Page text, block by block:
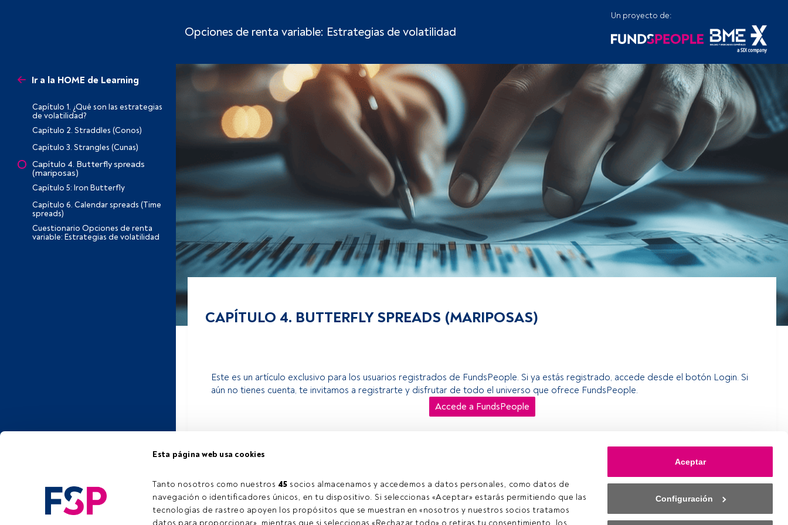
Esta página web usa cookies
Tanto nosotros como nuestros 45 socios almacenamos y accedemos a datos personales, como datos de
navegación o identificadores únicos, en tu dispositivo. Si seleccionas «Aceptar» estarás permitiendo que las
tecnologías de rastreo apoyen los propósitos que se muestran en «nosotros y nuestros socios tratamos
Aceptar
Configuración
Opciones de renta variable: Estrategias de volatilidad
Un proyecto de:
Ir a la HOME de Learning
Capítulo 1. ¿Qué son las estrategias
de volatilidad?
Capítulo 2. Straddles (Conos)
Capítulo 3. Strangles (Cunas)
Capítulo 4. Butterfly spreads
(mariposas)
Capítulo 5: Iron Butterfly
Capítulo 6. Calendar spreads (Time
spreads)
Cuestionario Opciones de renta
variable: Estrategias de volatilidad
CAPÍTULO 4. BUTTERFLY SPREADS (MARIPOSAS)
Este es un artículo exclusivo para los usuarios registrados de FundsPeople. Si ya estás registrado, accede desde el botón Login. Si
aún no tienes cuenta, te invitamos a registrarte y disfrutar de todo el universo que ofrece FundsPeople.
Accede a FundsPeople